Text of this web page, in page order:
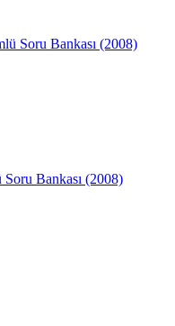
Bankası (2008)